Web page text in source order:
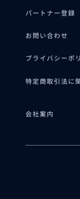
パートナー登録
お問い合わせ
プライバシーポ
特定商取引法に
会社案内